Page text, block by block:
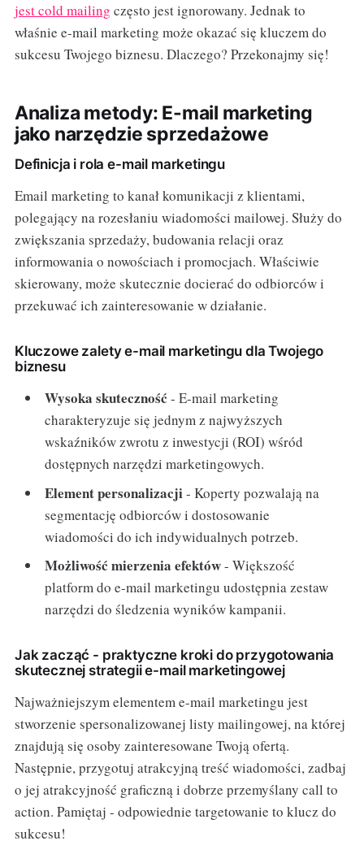
jest cold mailing często jest ignorowany. Jednak to
właśnie e-mail marketing może okazać się kluczem do
sukcesu Twojego biznesu. Dlaczego? Przekonajmy się!
Analiza metody: E-mail marketing
jako narzędzie sprzedażowe
Definicja i rola e-mail marketingu
Email marketing to kanał komunikacji z klientami,
polegający na rozesłaniu wiadomości mailowej. Służy do
zwiększania sprzedaży, budowania relacji oraz
informowania o nowościach i promocjach. Właściwie
skierowany, może skutecznie docierać do odbiorców i
przekuwać ich zainteresowanie w działanie.
Kluczowe zalety e-mail marketingu dla Twojego
biznesu
Wysoka skuteczność - E-mail marketing
charakteryzuje się jednym z najwyższych
wskaźników zwrotu z inwestycji (ROI) wśród
dostępnych narzędzi marketingowych.
Element personalizacji- Koperty pozwalają na
segmentację odbiorców i dostosowanie
wiadomości do ich indywidualnych potrzeb.
Możliwość mierzenia efektów- Większość
platform do e-mail marketingu udostępnia zestaw
narzędzi do śledzenia wyników kampanii.
Jak zacząć - praktyczne kroki do przygotowania
skutecznej strategii e-mail marketingowej
Najważniejszym elementem e-mail marketingu jest
stworzenie spersonalizowanej listy mailingowej, na której
znajdują się osoby zainteresowane Twoją ofertą.
Następnie, przygotuj atrakcyjną treść wiadomości, zadbaj
o jej atrakcyjność graficzną i dobrze przemyślany call to
action. Pamiętaj - odpowiednie targetowanie to klucz do
sukcesu!